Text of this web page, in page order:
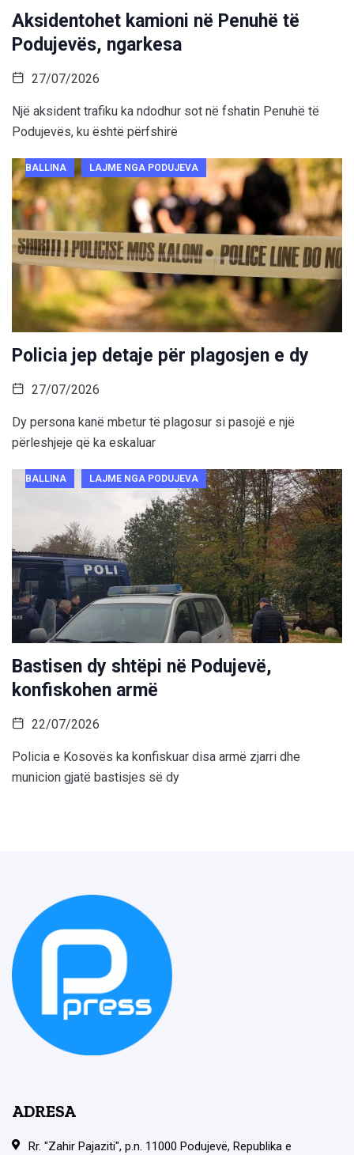
Aksidentohet kamioni në Penuhë të
Podujevës, ngarkesa
27/07/2026
Një aksident trafiku ka ndodhur sot në fshatin Penuhë të
Podujevës, ku është përfshirë
BALLINA LAJME NGA PODUJEVA
Policia jep detaje për plagosjen e dy
27/07/2026
Dy persona kanë mbetur të plagosur si pasojë e një
përleshjeje që ka eskaluar
BALLINA LAJME NGA PODUJEVA
Bastisen dy shtëpi në Podujevë,
konfiskohen armë
22/07/2026
Policia e Kosovës ka konfiskuar disa armë zjarri dhe
municion gjatë bastisjes së dy
ADRESA
Rr. "Zahir Pajaziti", p.n. 11000 Podujevë, Republika e